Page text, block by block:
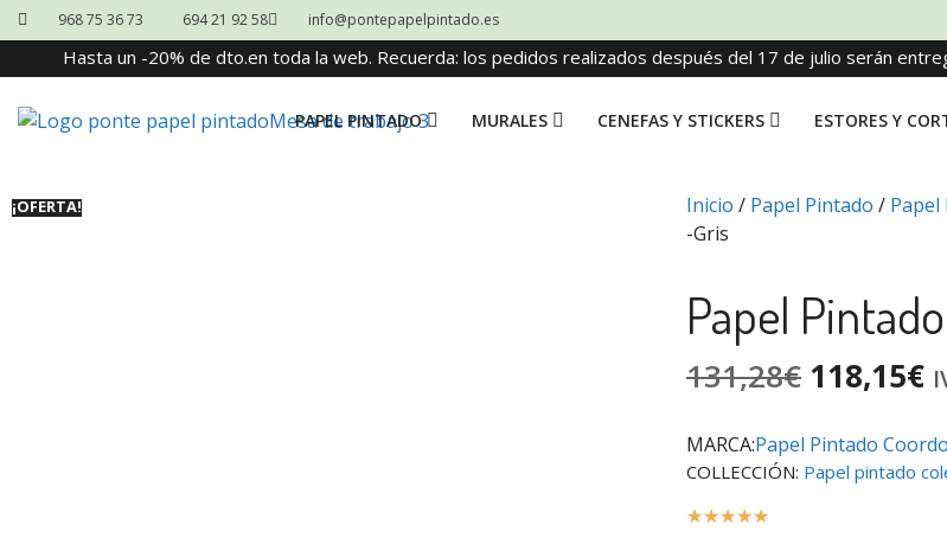
968 75 36 73 694 21 92 58 info@pontepapelpintado.es
Hasta un -20% de dto.en toda la web. Recuerda: los pedidos realizados después del 17 de julio serán
PAPEL PINTADO MURALES CENEFAS Y STICKERS ESTORES Y
¡OFERTA! Inicio / Papel Pintado /
-Gris
Papel
131,28€ 118,15€
MARCA:Papel Pintado
COLLECCIÓN: Papel pintado
☆☆☆☆☆